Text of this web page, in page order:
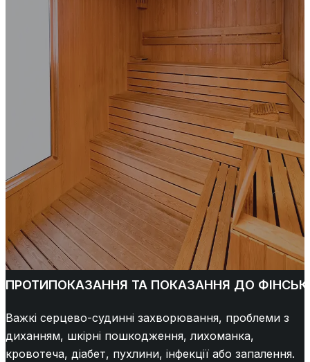
ПРОТИПОКАЗАННЯ ТА ПОКАЗАННЯ ДО
Важкі серцево-судинні захворювання, проблеми з
диханням, шкірні пошкодження, лихоманка,
кровотеча, діабет, пухлини, інфекції або запалення.